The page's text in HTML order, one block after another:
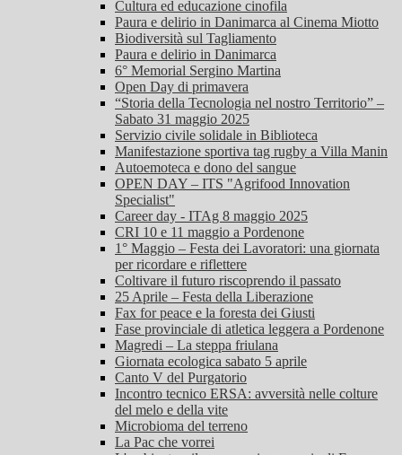
Cultura ed educazione cinofila
Paura e delirio in Danimarca al Cinema Miotto
Biodiversità sul Tagliamento
Paura e delirio in Danimarca
6° Memorial Sergino Martina
Open Day di primavera
“Storia della Tecnologia nel nostro Territorio” –
Sabato 31 maggio 2025
Servizio civile solidale in Biblioteca
Manifestazione sportiva tag rugby a Villa Manin
Autoemoteca e dono del sangue
OPEN DAY – ITS "Agrifood Innovation
Specialist"
Career day - ITAg 8 maggio 2025
CRI 10 e 11 maggio a Pordenone
1° Maggio – Festa dei Lavoratori: una giornata
per ricordare e riflettere
Coltivare il futuro riscoprendo il passato
25 Aprile – Festa della Liberazione
Fax for peace e la foresta dei Giusti
Fase provinciale di atletica leggera a Pordenone
Magredi – La steppa friulana
Giornata ecologica sabato 5 aprile
Canto V del Purgatorio
Incontro tecnico ERSA: avversità nelle colture
del melo e della vite
Microbioma del terreno
La Pac che vorrei